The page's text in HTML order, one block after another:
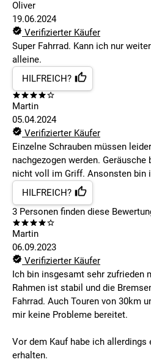
Oliver
19.06.2024
Verifizierter Käufer
Super Fahrrad. Kann ich nur
alleine.
HILFREICH?
Martin
05.04.2024
Verifizierter Käufer
Einzelne Schrauben müssen
nachgezogen werden.
nicht voll im Griff. Ansonsten bin
HILFREICH?
3 Personen finden diese
Martin
06.09.2023
Verifizierter Käufer
Ich bin insgesamt sehr zufrieden
Rahmen ist stabil und die
Fahrrad. Auch Touren von 30km
mir keine Probleme bereitet.
Vor dem Kauf habe ich
erhalten.